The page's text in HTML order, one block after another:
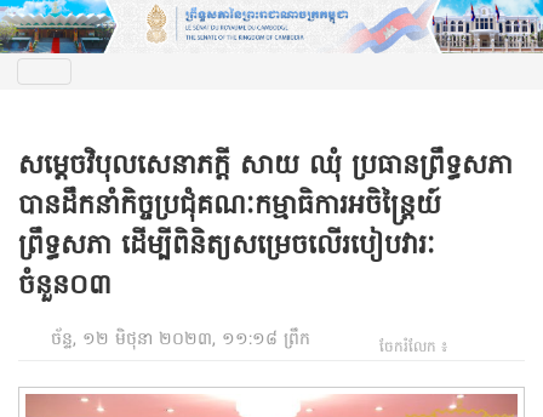
សម្តេចវិបុលសេនាភក្តី សាយ ឈុំ ប្រធានព្រឹទ្ធសភា
បានដឹកនាំកិច្ចប្រជុំគណៈកម្មាធិការអចិន្ត្រៃយ៍
ព្រឹទ្ធសភា ដើម្បីពិនិត្យសម្រេចលើរបៀបវារៈ
ចំនួន០៣
ច័ន្ទ, ១២ មិថុនា ២០២៣, ១១:១៨ ព្រឹក ចែករំលែក ៖